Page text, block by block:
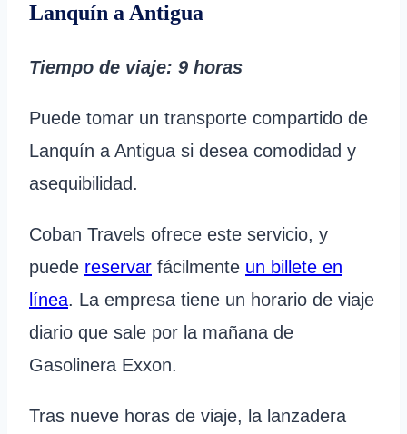
Lanquín a Antigua
Tiempo de viaje: 9 horas
Puede tomar un transporte compartido de
Lanquín a Antigua si desea comodidad y
asequibilidad.
Coban Travels ofrece este servicio, y
puede reservar fácilmente un billete en
línea. La empresa tiene un horario de viaje
diario que sale por la mañana de
Gasolinera Exxon.
Tras nueve horas de viaje, la lanzadera